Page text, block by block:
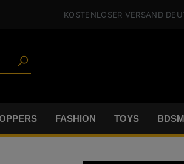
KOSTENLOSER VERSAND
FASHION TOYS